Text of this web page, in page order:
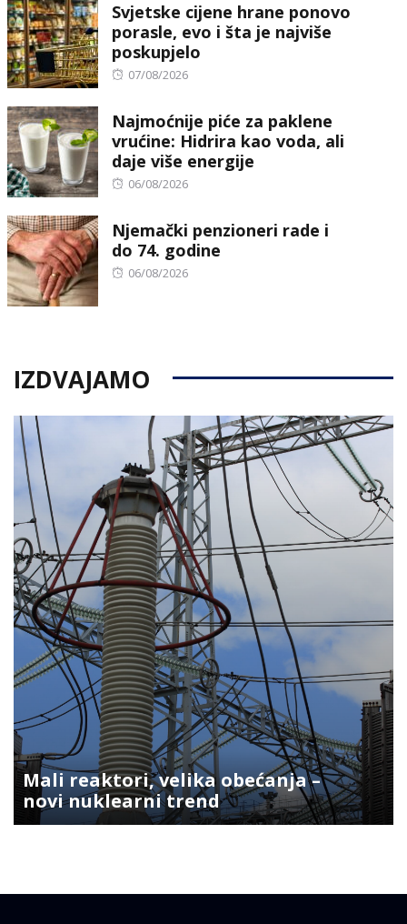
Svjetske cijene hrane ponovo
porasle, evo i šta je najviše
poskupjelo
Posted
07/08/2026
Najmoćnije piće za paklene
vrućine: Hidrira kao voda, ali
daje više energije
Posted
06/08/2026
Njemački penzioneri rade i
do 74. godine
Posted
06/08/2026
IZDVAJAMO
Mali reaktori, velika obećanja –
novi nuklearni trend